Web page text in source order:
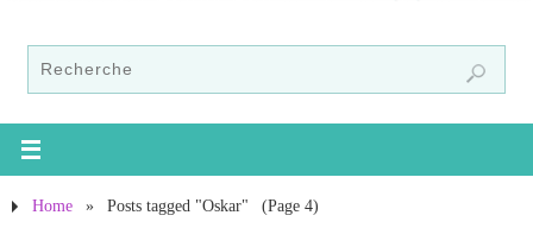
Home » Posts tagged "Oskar" (Page 4)